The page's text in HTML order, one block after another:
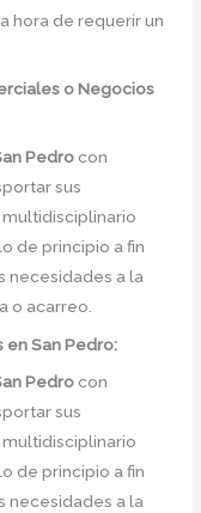
hora de requerir un
o Negocios
Pedro con
sus
de principio a fin
necesidades a la
o acarreo.
en San Pedro:
Pedro con
sus
de principio a fin
necesidades a la